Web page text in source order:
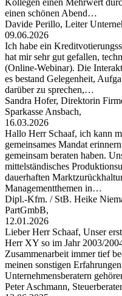
Kollegen einen Mehrwert
einen schönen Abend…
Davide Perillo, Leiter
09.06.2026
Ich habe ein
hat mir sehr gut gefallen,
(Online-Webinar). Die
es bestand Gelegenheit,
darüber zu sprechen,…
Sandra Hofer, Direktorin
Sparkasse Ansbach,
16.03.2026
Hallo Herr Schaaf, ich kann
gemeinsames Mandat
gemeinsam beraten haben.
mittelständisches
dauerhaften
Managementthemen in…
Dipl.-Kfm. / StB. Heike
PartGmbB,
12.01.2026
Lieber Herr Schaaf, Unser
Herr XY so im Jahr 2003/
Zusammenarbeit immer tief
meinen sonstigen
Unternehmensberatern
Peter Aschmann,